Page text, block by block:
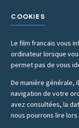
COOKIES
Le film francais vous
ordinateur lorsque
permet pas de vous
De manière générale,
navigation de votre
avez consultées, la
nous pourrons lire